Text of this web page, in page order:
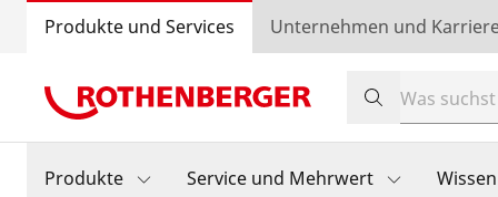
Produkte und Services Unternehmen und
Produkte Service und Mehrwert Wissen